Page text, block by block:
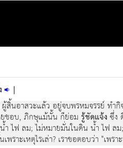
|
ผู้สิ้นอาสวะแล้ว อยู่จบพรหมจรรย์ ทำ
ยชอบ, ภิกษุแม้นั้น ก็ย่อม รู้ชัดแจ้งซึ่ง
ำ ไฟ ลม; ไม่หมายมั่นในดิน น้ำ ไฟ ล
ราะเหตุไรเล่า? เราขอตอบว่า "เพรา